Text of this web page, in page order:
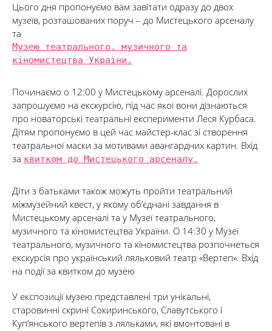
Цього дня пропонуємо вам завітати одразу до двох
музеїв, розташованих поруч – до Мистецького арсеналу
та
Музею театрального, музичного та
кіномистецтва України.
Починаємо о 12:00 у Мистецькому арсеналі. Дорослих
запрошуємо на екскурсію, під час якої вони дізнаються
про новаторські театральні експерименти Леся Курбаса.
Дітям пропонуємо в цей час майстер-клас зі створення
театральної маски за мотивами авангардних картин. Вхід
за квитком до Мистецького арсеналу.
Діти з батьками також можуть пройти театральний
міжмузейний квест, у якому об’єднані завдання в
Мистецькому арсеналі та у Музеї театрального,
музичного та кіномистецтва України. О 14:30 у Музеї
театрального, музичного та кіномистецтва розпочнеться
екскурсія про український ляльковий театр «Вертеп». Вхід
на події за квитком до музею
У експозиції музею представлені три унікальні,
старовинні скрині Сокиринського, Славутського і
Куп’янського вертепів з ляльками, які вмонтовані в